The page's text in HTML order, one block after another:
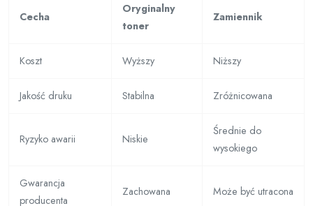
Cecha
Oryginalny
toner
Zamiennik
Koszt Wyższy Niższy
Jakość druku Stabilna Zróżnicowana
Ryzyko awarii Niskie
Średnie do
wysokiego
Gwarancja
producenta
Zachowana Może być utracona